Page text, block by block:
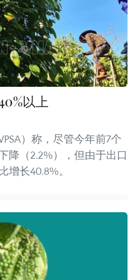
以上
）称，尽管今年前7个
降（2.2%），但由于出口
长40.8%。